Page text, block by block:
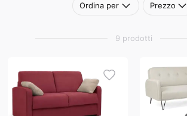
Ordina per Prezzo
9 prodotti